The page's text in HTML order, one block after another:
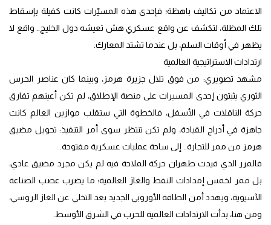
الاعتماد من تكاليف باهظة؛ فإحدى هذه المسيّرات كانت كفيلة بإسقاط
تلك المظلة، لتكشف عن واقع عسكري هش تعيشه دول الخليج.. واقع لا
يظهر في أوقات السلم، بل عندما تشتد المعارك.
ارتدادات الاستراتيجية العالمية
مشهد تصويري: من فوق تلال جزيرة هرمز، وبينما كان عناصر الحرس
الثوري يثبتون إحدى المسيرات على منصة الإطلاق، لم تكن أعينهم تفارق
حركة الناقلات في الأسفل، فالخطوة التي ستقلب موازين العالم كانت
جاهزة في أدراج القيادة، ولم تكن تنتظر سوى أمر التنفيذ: تحويل مضيق
هرمز من ممر للتجارة.. إلى ساحة عمليات عسكرية مفتوحة.
فالمرر الذي قيدت طهران حركة الملاحة فيه لم يكن مجرد مضيق عادي،
بل ممر لخمس إمدادات النفط والغاز العالمية؛ ما يضرب عصب الصناعة
الآسيوية، ويهدد أمن الطاقة الأوروبي الجديد بعد التخلي عن الغاز الروسي،
ومن هنا، بدأت الارتدادات العالمية للحرب في الشرق الأوسط.